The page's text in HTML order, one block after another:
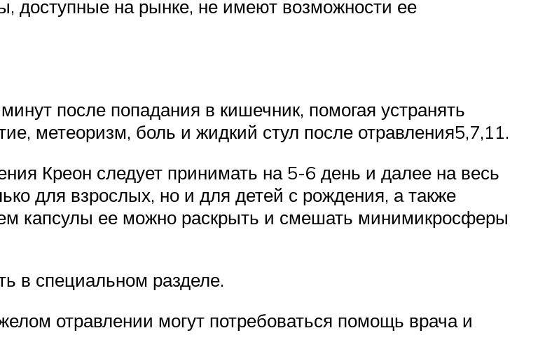
доступные на рынке, не имеют возможности ее
после попадания в кишечник, помогая устранять
метеоризм, боль и жидкий стул после отравления5,7,11.
Креон следует принимать на 5-6 день и далее на весь
для взрослых, но и для детей с рождения, а также
капсулы ее можно раскрыть и смешать минимикросферы
в специальном разделе.
отравлении могут потребоваться помощь врача и